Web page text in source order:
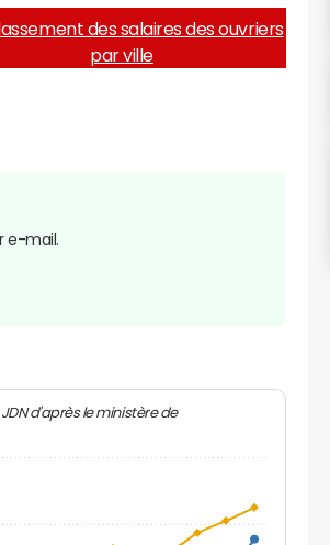
des salaires des ouvriers
par ville
e-mail.
d'après le ministère de